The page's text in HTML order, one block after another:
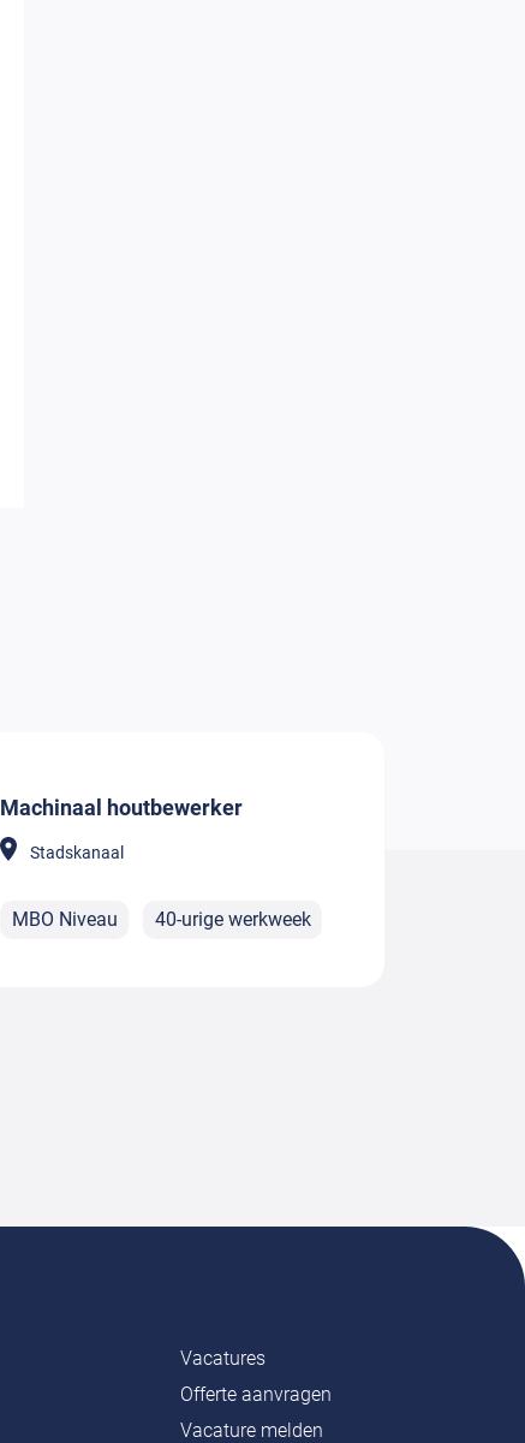
Machinaal houtbewerker
Stadskanaal
MBO Niveau 40-urige werkweek
Vacatures
Offerte aanvragen
Vacature melden